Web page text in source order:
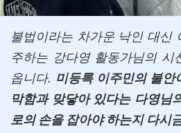
불법이라는 차가운 낙인 대신
주하는 강다영 활동가님의 시
옵니다. 미등록 이주민의 불안
막함과 맞닿아 있다는 다영님
로의 손을 잡아야 하는지 다시